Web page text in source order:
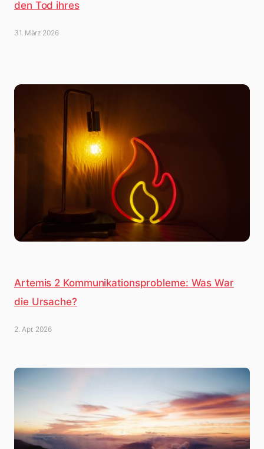
den Tod ihres
31. März 2026
Artemis 2 Kommunikationsprobleme: Was War
die Ursache?
2. Apr. 2026